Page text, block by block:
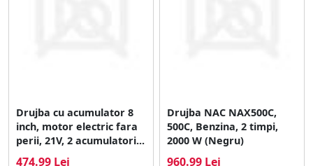
Drujba cu acumulator 8
inch, motor electric fara
perii, 21V, 2 acumulatori...
474.99 Lei
Drujba NAC NAX500C,
500C, Benzina, 2 timpi,
2000 W (Negru)
960.99 Lei